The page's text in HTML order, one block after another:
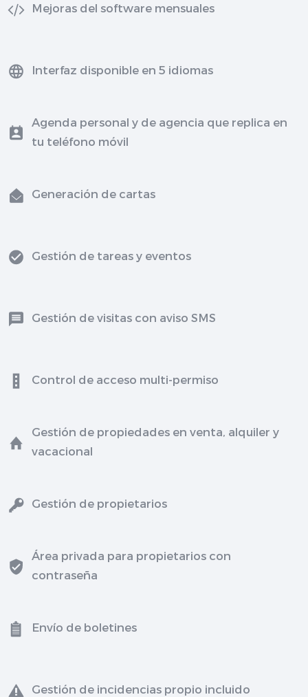
Mejoras del software mensuales
Interfaz disponible en 5 idiomas
Agenda personal y de agencia que replica en
tu teléfono móvil
Generación de cartas
Gestión de tareas y eventos
Gestión de visitas con aviso SMS
Control de acceso multi-permiso
Gestión de propiedades en venta, alquiler y
vacacional
Gestión de propietarios
Área privada para propietarios con
contraseña
Envío de boletines
Gestión de incidencias propio incluido